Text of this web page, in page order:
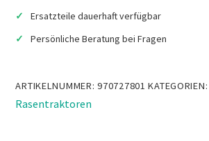
Ersatzteile dauerhaft verfügbar
Persönliche Beratung bei Fragen
ARTIKELNUMMER:970727801
Rasentraktoren